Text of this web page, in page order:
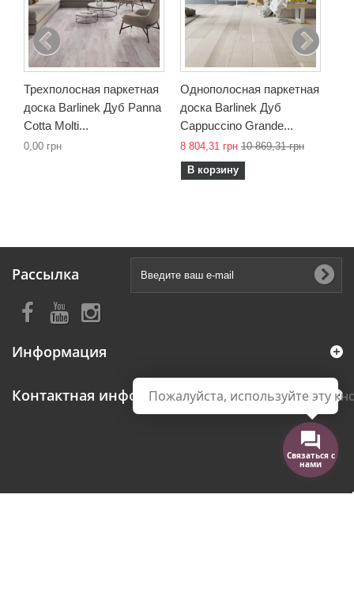
Трехполосная паркетная
доска Barlinek Дуб Panna
Cotta Molti...
0,00 грн
Однополосная паркетная
доска Barlinek Дуб
Cappuccino Grande...
8 804,31 грн 10 869,31 грн
В корзину
Рассылка
Информация
Контактная информация
Связаться с
нами
Пожалуйста, используйте эту